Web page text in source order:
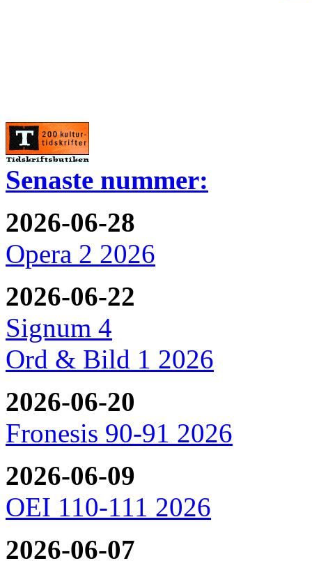
Senaste nummer:
2026-06-28
Opera 2 2026
2026-06-22
Signum 4
Ord & Bild 1 2026
2026-06-20
Fronesis 90-91 2026
2026-06-09
OEI 110-111 2026
2026-06-07